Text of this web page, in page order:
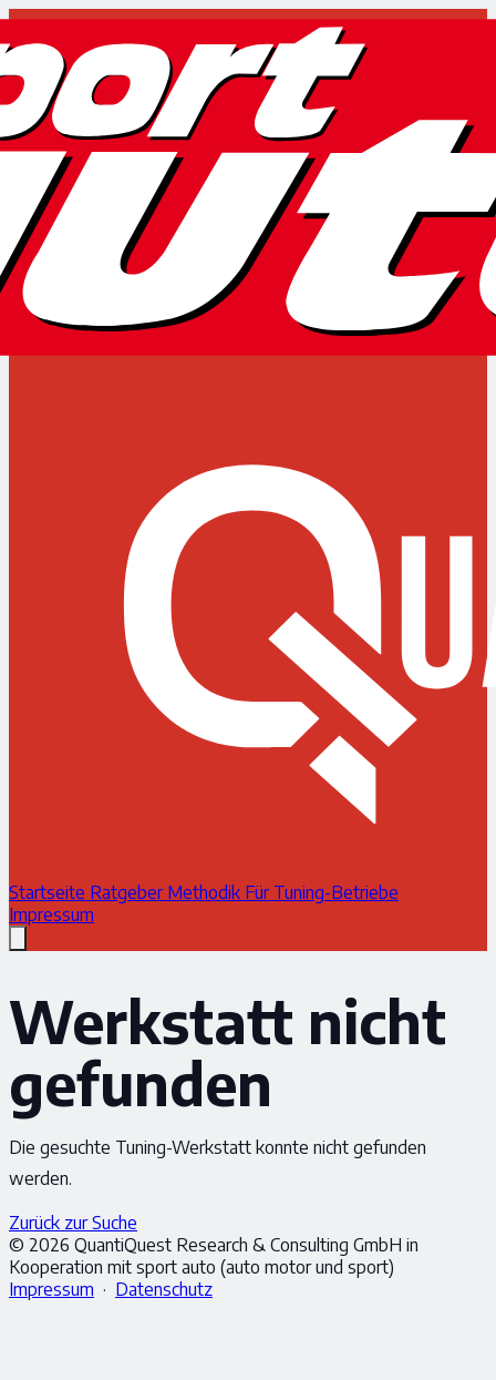
Startseite Ratgeber Methodik Für Tuning-Betriebe
Impressum
Werkstatt nicht
gefunden
Die gesuchte Tuning-Werkstatt konnte nicht gefunden
werden.
Zurück zur Suche
© 2026 QuantiQuest Research & Consulting GmbH in
Kooperation mit sport auto (auto motor und sport)
Impressum · Datenschutz